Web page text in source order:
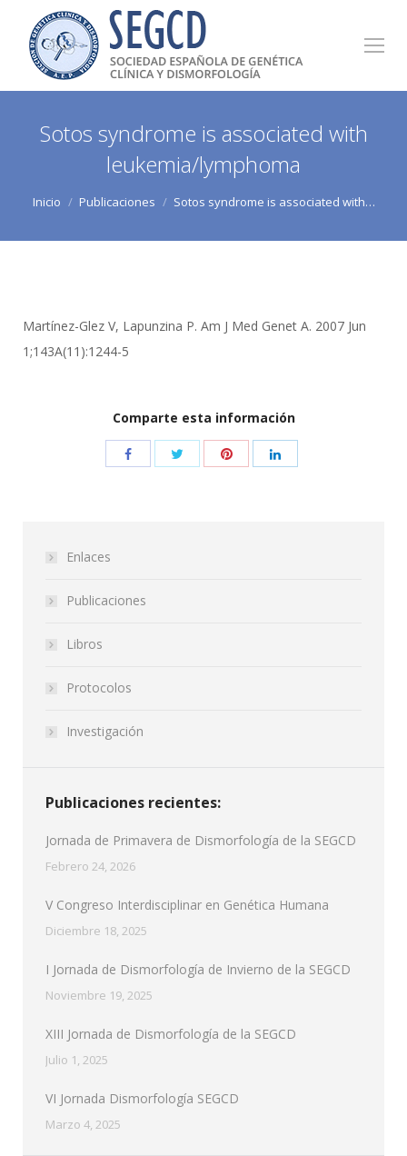
Sotos syndrome is associated with
leukemia/lymphoma
Estás aquí:
Inicio Publicaciones Sotos syndrome is associated with…
Martínez-Glez V, Lapunzina P. Am J Med Genet A. 2007 Jun
1;143A(11):1244-5
Comparte esta información
Enlaces
Publicaciones
Libros
Protocolos
Investigación
Publicaciones recientes:
Jornada de Primavera de Dismorfología de la SEGCD
Febrero 24, 2026
V Congreso Interdisciplinar en Genética Humana
Diciembre 18, 2025
I Jornada de Dismorfología de Invierno de la SEGCD
Noviembre 19, 2025
XIII Jornada de Dismorfología de la SEGCD
Julio 1, 2025
VI Jornada Dismorfología SEGCD
Marzo 4, 2025